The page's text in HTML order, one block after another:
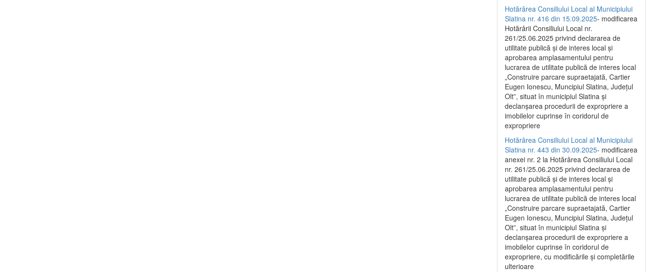
Hotărârea Consiliului Local al Municipiului
Slatina nr. 416 din 15.09.2025- modificarea
Hotărârii Consiliului Local nr.
261/25.06.2025 privind declararea de
utilitate publică și de interes local și
aprobarea amplasamentului pentru
lucrarea de utilitate publică de interes local
„Construire parcare supraetajată, Cartier
Eugen Ionescu, Muncipiul Slatina, Județul
Olt”, situat în municipiul Slatina și
declanșarea procedurii de expropriere a
imobilelor cuprinse în coridorul de
expropriere
Hotărârea Consiliului Local al Municipiului
Slatina nr. 443 din 30.09.2025- modificarea
anexei nr. 2 la Hotărârea Consiliului Local
nr. 261/25.06.2025 privind declararea de
utilitate publică şi de interes local şi
aprobarea amplasamentului pentru
lucrarea de utilitate publică de interes local
„Construire parcare supraetajată, Cartier
Eugen Ionescu, Muncipiul Slatina, Judeţul
Olt”, situat în municipiul Slatina şi
declanşarea procedurii de expropriere a
imobilelor cuprinse în coridorul de
expropriere, cu modificările şi completările
ulterioare